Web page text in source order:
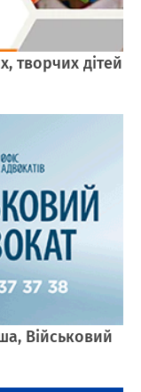
творчих дітей
Військовий